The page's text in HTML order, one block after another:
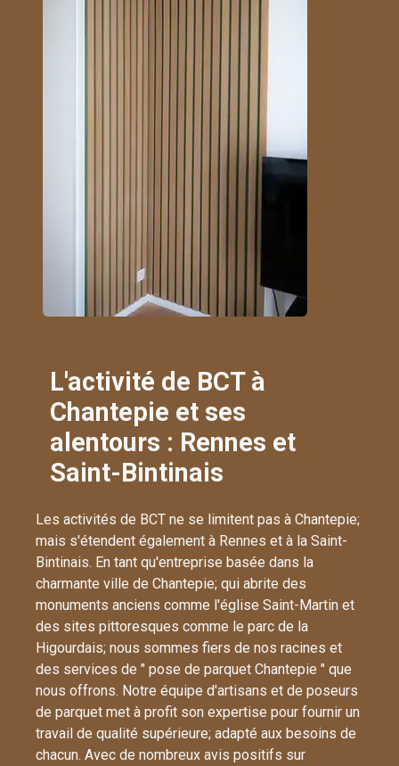
L'activité de BCT à
Chantepie et ses
alentours : Rennes et
Saint-Bintinais
Les activités de BCT ne se limitent pas à Chantepie;
mais s'étendent également à Rennes et à la Saint-
Bintinais. En tant qu'entreprise basée dans la
charmante ville de Chantepie; qui abrite des
monuments anciens comme l'église Saint-Martin et
des sites pittoresques comme le parc de la
Higourdais; nous sommes fiers de nos racines et
des services de " pose de parquet Chantepie " que
nous offrons. Notre équipe d'artisans et de poseurs
de parquet met à profit son expertise pour fournir un
travail de qualité supérieure; adapté aux besoins de
chacun. Avec de nombreux avis positifs sur